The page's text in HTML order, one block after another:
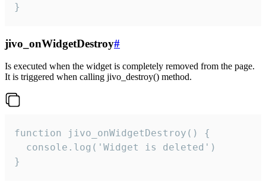
}
jivo_onWidgetDestroy#
Is executed when the widget is completely removed from the page.
It is triggered when calling jivo_destroy() method.
function jivo_onWidgetDestroy() {
  console.log('Widget is deleted')
}